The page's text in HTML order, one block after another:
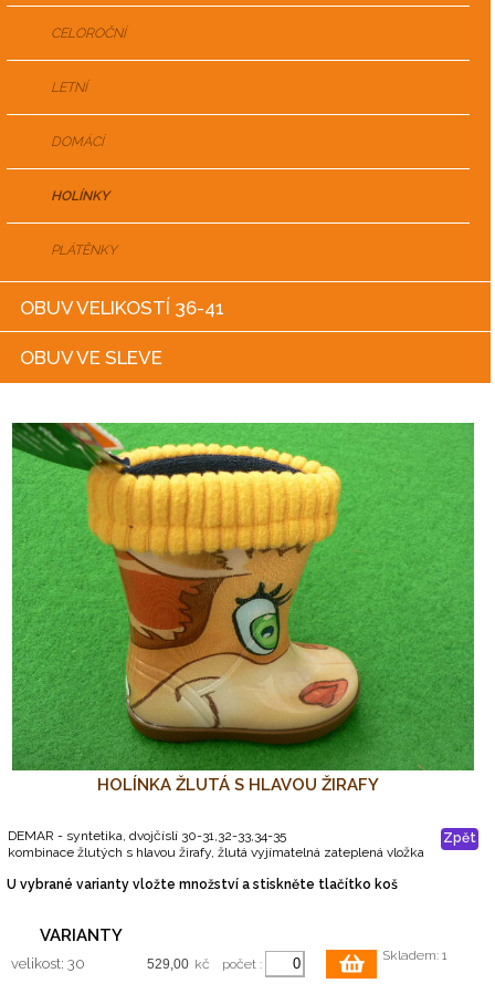
CELOROČNÍ
LETNÍ
DOMÁCÍ
HOLÍNKY
PLÁTĚNKY
OBUV VELIKOSTÍ 36-41
OBUV VE SLEVE
HOLÍNKA ŽLUTÁ S HLAVOU ŽIRAFY
Zpět
DEMAR - syntetika, dvojčíslí 30-31,32-33,34-35
kombinace žlutých s hlavou žirafy, žlutá vyjímatelná zateplená vložka
U vybrané varianty vložte množství a stiskněte tlačítko koš
VARIANTY
velikost: 30 kč počet :
Skladem: 1